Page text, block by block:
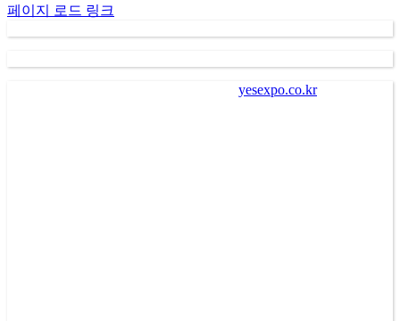
카
널
이
페이지 로드 링크
yesexpo.co.kr”